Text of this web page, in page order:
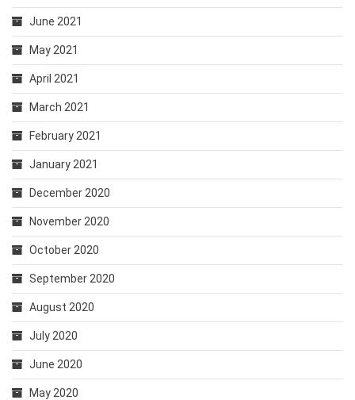
June 2021
May 2021
April 2021
March 2021
February 2021
January 2021
December 2020
November 2020
October 2020
September 2020
August 2020
July 2020
June 2020
May 2020